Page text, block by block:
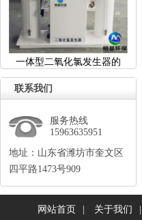
一体型二氧化氯发生器的
联系我们
服务热线
15963635951
地址：山东省潍坊市奎文区
四平路1473号909
网站首页 关于我们